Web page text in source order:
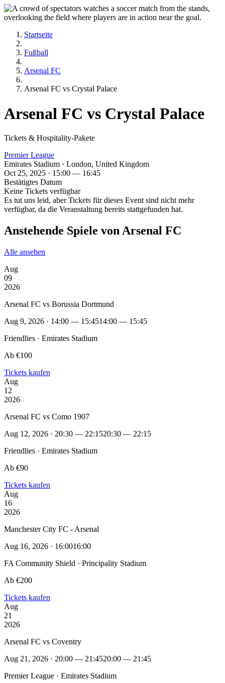
Startseite
Fußball
Arsenal FC
Arsenal FC vs Crystal Palace
Arsenal FC vs Crystal Palace
Tickets & Hospitality-Pakete
Premier League
Emirates Stadium · London, United Kingdom
Oct 25, 2025 · 15:00 — 16:45
Bestätigtes Datum
Keine Tickets verfügbar
Es tut uns leid, aber Tickets für dieses Event sind nicht mehr
verfügbar, da die Veranstaltung bereits stattgefunden hat.
Anstehende Spiele von Arsenal FC
Alle ansehen
Aug
09
2026
Arsenal FC vs Borussia Dortmund
Aug 9, 2026 · 14:00 — 15:4514:00 — 15:45
Friendlies · Emirates Stadium
Ab €100
Tickets kaufen
Aug
12
2026
Arsenal FC vs Como 1907
Aug 12, 2026 · 20:30 — 22:1520:30 — 22:15
Friendlies · Emirates Stadium
Ab €90
Tickets kaufen
Aug
16
2026
Manchester City FC - Arsenal
Aug 16, 2026 · 16:0016:00
FA Community Shield · Principality Stadium
Ab €200
Tickets kaufen
Aug
21
2026
Arsenal FC vs Coventry
Aug 21, 2026 · 20:00 — 21:4520:00 — 21:45
Premier League · Emirates Stadium